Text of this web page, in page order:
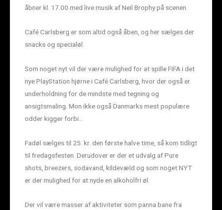
åbner kl. 17.00 med live musik af Neil Brophy på scenen.
Café Carlsberg er som altid også åben, og her sælges der
snacks og specialøl.
Som noget nyt vil der være mulighed for at spille FIFA i det
nye PlayStation hjørne i Café Carlsberg, hvor der også er
underholdning for de mindste med tegning og
ansigtsmaling. Mon ikke også Danmarks mest populære
odder kigger forbi…
Fadøl sælges til 25. kr. den første halve time, så kom tidligt
til fredagsfesten. Derudover er der et udvalg af Pure
shots, breezers, sodavand, kildevæld og som noget NYT
er der mulighed for at nyde en alkoholfri øl.
Der vil være masser af aktiviteter som panna bane fra